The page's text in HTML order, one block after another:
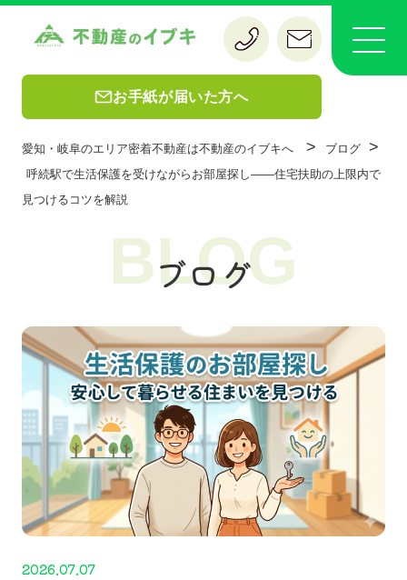
お手紙が届いた方へ
愛知・岐阜のエリア密着不動産は不動産のイブキへ > ブログ >
呼続駅で生活保護を受けながらお部屋探し——住宅扶助の上限内で
見つけるコツを解説
ブログ
BLOG
2026.07.07